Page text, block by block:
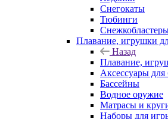
Снегокаты
Тюбинги
Плавание, игрушки
Назад
Плавание,
Аксессуары для
Бассейны
Водное оружие
Матрасы и
Наборы для